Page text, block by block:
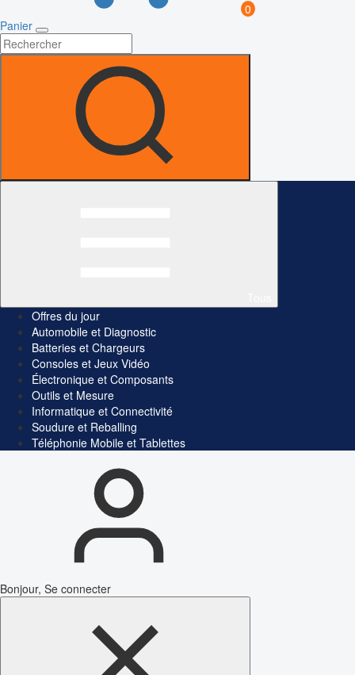
0
Panier
Offres du jour
Automobile et Diagnostic
Batteries et Chargeurs
Consoles et Jeux Vidéo
Électronique et Composants
Outils et Mesure
Informatique et Connectivité
Soudure et Reballing
Téléphonie Mobile et Tablettes
Bonjour, Se connecter